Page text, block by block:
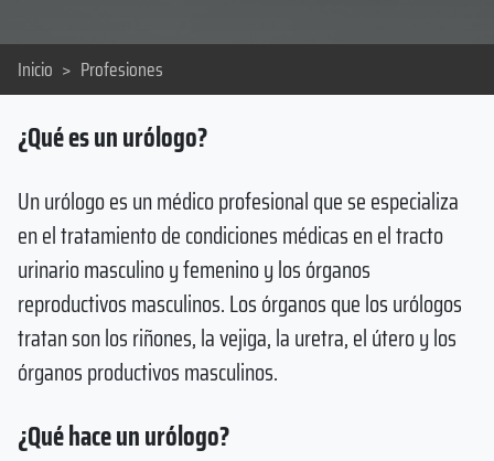
Inicio > Profesiones
¿Qué es un urólogo?
Un urólogo es un médico profesional que se especializa
en el tratamiento de condiciones médicas en el tracto
urinario masculino y femenino y los órganos
reproductivos masculinos. Los órganos que los urólogos
tratan son los riñones, la vejiga, la uretra, el útero y los
órganos productivos masculinos.
¿Qué hace un urólogo?